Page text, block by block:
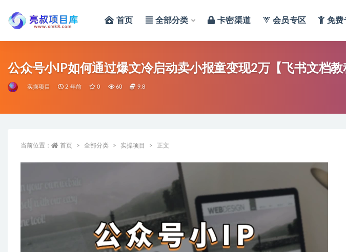
首页 全部分类 卡密渠道 会员专区 免费
公众号小IP如何通过爆文冷启动卖小报童变现2万【飞书文档教
实操项目 2 年前 0 60 9.8
当前位置： 首页 全部分类 实操项目 正文